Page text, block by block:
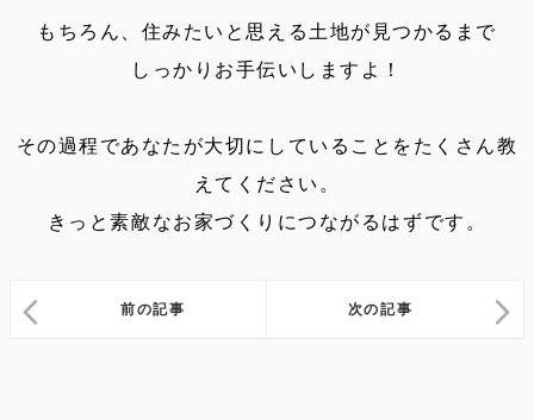
もちろん、住みたいと思える土地が見つかるまで
しっかりお手伝いしますよ！
その過程であなたが大切にしていることをたくさん教
えてください。
きっと素敵なお家づくりにつながるはずです。
前の記事 次の記事